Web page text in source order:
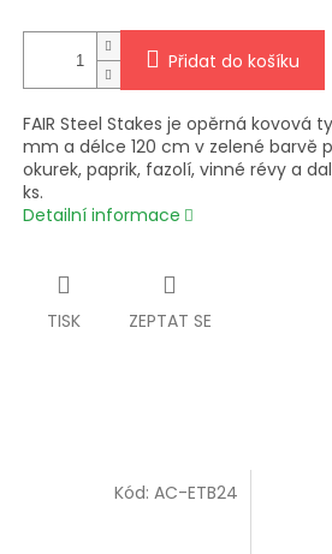
Přidat do košíku
FAIR Steel Stakes je opěrná kovová
mm a délce 120 cm v zelené barvě
okurek, paprik, fazolí, vinné révy a
ks.
Detailní informace
TISK ZEPTAT SE
Kód:AC-ETB24